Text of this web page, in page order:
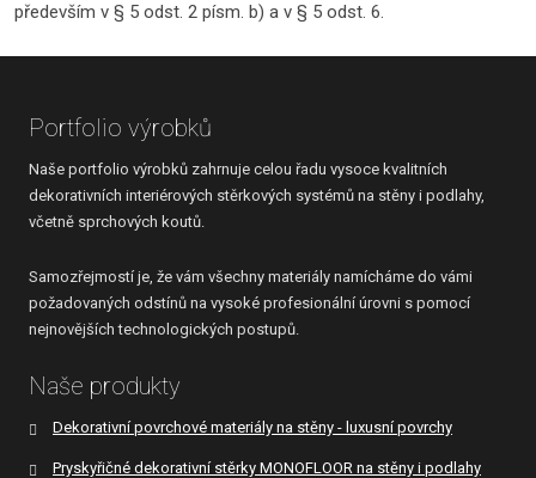
především v § 5 odst. 2 písm. b) a v § 5 odst. 6.
Portfolio výrobků
Naše portfolio výrobků zahrnuje celou řadu vysoce kvalitních
dekorativních interiérových stěrkových systémů na stěny i podlahy,
včetně sprchových koutů.
Samozřejmostí je, že vám všechny materiály namícháme do vámi
požadovaných odstínů na vysoké profesionální úrovni s pomocí
nejnovějších technologických postupů.
Naše produkty
Dekorativní povrchové materiály na stěny - luxusní povrchy
Pryskyřičné dekorativní stěrky MONOFLOOR na stěny i podlahy